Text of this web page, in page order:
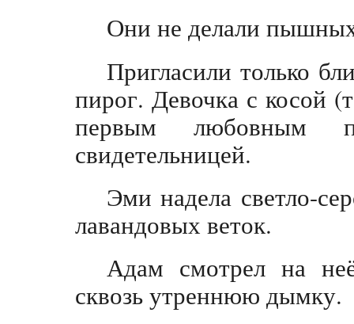
Они не делали
Пригласили только
пирог. Девочка с косой
первым любовным
свидетельницей.
Эми надела светло-
лавандовых веток.
Адам смотрел на
сквозь утреннюю дымку.